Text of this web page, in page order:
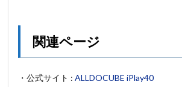
関連ページ
・公式サイト : ALLDOCUBE iPlay40